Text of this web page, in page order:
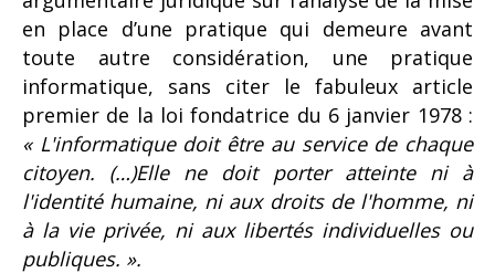
en place d’une pratique qui demeure avant
toute autre considération, une pratique
informatique, sans citer le fabuleux article
premier de la loi fondatrice du 6 janvier 1978 :
« L'informatique doit être au service de chaque
citoyen. (…)Elle ne doit porter atteinte ni à
l'identité humaine, ni aux droits de l'homme, ni
à la vie privée, ni aux libertés individuelles ou
publiques. ».